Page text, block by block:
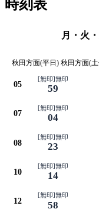
時刻表
月・火
秋田方面(平日) 秋田方面(
05
[無印]無印
59
07
[無印]無印
04
08
[無印]無印
23
10
[無印]無印
14
12
[無印]無印
58